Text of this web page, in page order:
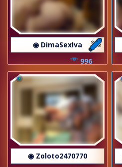
◉ DimaSexIva
996
◉ Zoloto2470770